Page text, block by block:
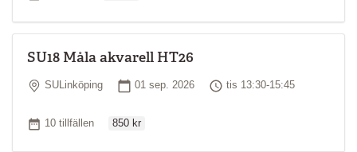
SU18 Måla akvarell HT26
Plats
SULinköping Startdatum
01 sep. 2026 Tid
tis 13:30-15:45
Antal tillfällen
10 tillfällen 850 kr